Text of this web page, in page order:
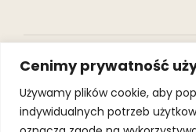
Cenimy prywatność
Używamy plików cookie, aby
indywidualnych potrzeb